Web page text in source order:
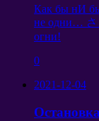
Как бы нИ
не одни… さ
огни!
0
2021-12-04